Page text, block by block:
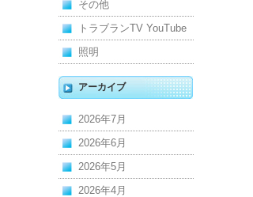
その他
トラブランTV YouTube
照明
アーカイブ
2026年7月
2026年6月
2026年5月
2026年4月